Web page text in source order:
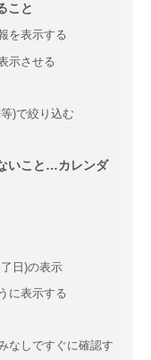
こと
を表示する
示させる
)で絞り込む
いこと…カレンダ
日)の表示
に表示する
なしですぐに確認す